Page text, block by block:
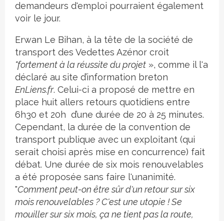
demandeurs d'emploi pourraient également
voir le jour.
Erwan Le Bihan, à la tête de la société de
transport des Vedettes Azénor croit
"fortement à la réussite du projet », comme il l'a
déclaré au site d’information breton
EnLiens.fr. Celui-ci a proposé de mettre en
place huit allers retours quotidiens entre
6h30 et 20h d’une durée de 20 à 25 minutes.
Cependant, la durée de la convention de
transport publique avec un exploitant (qui
serait choisi après mise en concurrence) fait
débat. Une durée de six mois renouvelables
a été proposée sans faire l'unanimité.
"Comment peut-on être sûr d'un retour sur six
mois renouvelables ? C'est une utopie ! Se
mouiller sur six mois, ça ne tient pas la route,